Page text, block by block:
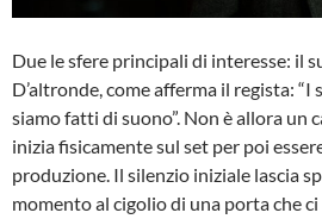
Due le sfere principali di interesse: il
D’altronde, come afferma il regista: “I
siamo fatti di suono”. Non è allora un
inizia fisicamente sul set per poi
produzione. Il silenzio iniziale lascia
momento al cigolio di una porta che